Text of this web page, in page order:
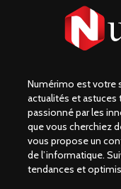
Numérimo est votre
actualités et
passionné par les
que vous cherchiez
vous propose un
de l’informatique.
tendances et